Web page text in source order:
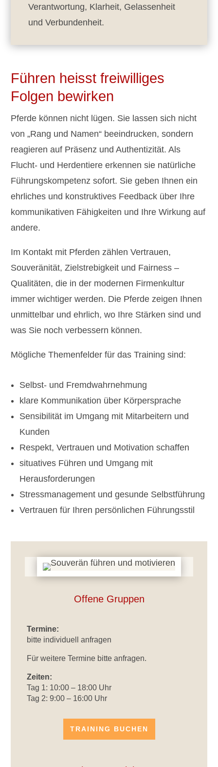
Verantwortung, Klarheit, Gelassenheit
und Verbundenheit.
Führen heisst freiwilliges
Folgen bewirken
Pferde können nicht lügen. Sie lassen sich nicht
von „Rang und Namen“ beeindrucken, sondern
reagieren auf Präsenz und Authentizität. Als
Flucht- und Herdentiere erkennen sie natürliche
Führungskompetenz sofort. Sie geben Ihnen ein
ehrliches und konstruktives Feedback über Ihre
kommunikativen Fähigkeiten und Ihre Wirkung auf
andere.
Im Kontakt mit Pferden zählen Vertrauen,
Souveränität, Zielstrebigkeit und Fairness –
Qualitäten, die in der modernen Firmenkultur
immer wichtiger werden. Die Pferde zeigen Ihnen
unmittelbar und ehrlich, wo Ihre Stärken sind und
was Sie noch verbessern können.
Mögliche Themenfelder für das Training sind:
Selbst- und Fremdwahrnehmung
klare Kommunikation über Körpersprache
Sensibilität im Umgang mit Mitarbeitern und
Kunden
Respekt, Vertrauen und Motivation schaffen
situatives Führen und Umgang mit
Herausforderungen
Stressmanagement und gesunde Selbstführung
Vertrauen für Ihren persönlichen Führungsstil
Offene Gruppen
Termine:
bitte individuell anfragen
Für weitere Termine bitte anfragen.
Zeiten:
Tag 1: 10:00 – 18:00 Uhr
Tag 2: 9:00 – 16:00 Uhr
TRAINING BUCHEN